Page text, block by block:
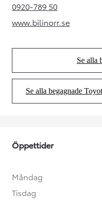
0920-789 50(Opens in new tab)
www.bilinorr.se
(Opens in new
Se alla
Se alla begagnade
Öppettider
Måndag
Tisdag